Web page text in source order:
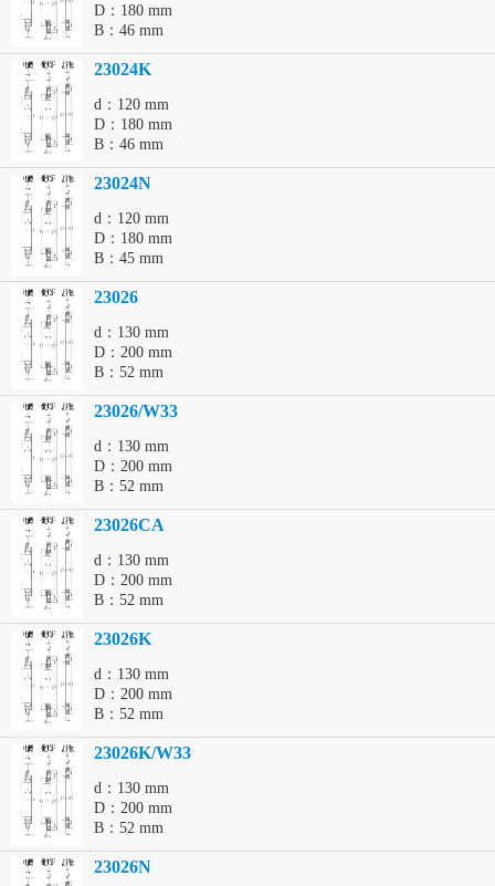
D：180 mm
B：46 mm
23024K
d：120 mm
D：180 mm
B：46 mm
23024N
d：120 mm
D：180 mm
B：45 mm
23026
d：130 mm
D：200 mm
B：52 mm
23026/W33
d：130 mm
D：200 mm
B：52 mm
23026CA
d：130 mm
D：200 mm
B：52 mm
23026K
d：130 mm
D：200 mm
B：52 mm
23026K/W33
d：130 mm
D：200 mm
B：52 mm
23026N